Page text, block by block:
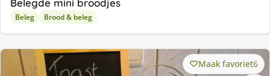
Belegde mini broodjes
Beleg Brood & beleg
Maak favoriet6